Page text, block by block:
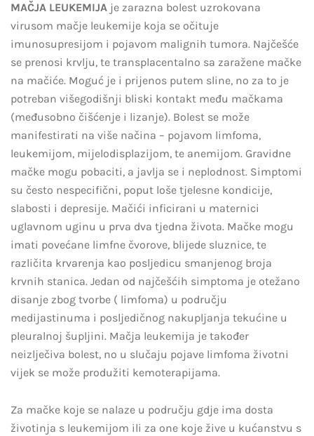
MAČJA LEUKEMIJA je zarazna bolest uzrokovana
virusom mačje leukemije koja se očituje
imunosupresijom i pojavom malignih tumora. Najčešće
se prenosi krvlju, te transplacentalno sa zaražene mačke
na mačiće. Moguć je i prijenos putem sline, no za to je
potreban višegodišnji bliski kontakt među mačkama
(međusobno čišćenje i lizanje). Bolest se može
manifestirati na više načina – pojavom limfoma,
leukemijom, mijelodisplazijom, te anemijom. Gravidne
mačke mogu pobaciti, a javlja se i neplodnost. Simptomi
su često nespecifični, poput loše tjelesne kondicije,
slabosti i depresije. Mačići inficirani u maternici
uglavnom uginu u prva dva tjedna života. Mačke mogu
imati povećane limfne čvorove, blijede sluznice, te
različita krvarenja kao posljedicu smanjenog broja
krvnih stanica. Jedan od najčešćih simptoma je otežano
disanje zbog tvorbe ( limfoma) u području
medijastinuma i posljedičnog nakupljanja tekućine u
pleuralnoj šupljini. Mačja leukemija je također
neizlječiva bolest, no u slučaju pojave limfoma životni
vijek se može produžiti kemoterapijama.
Za mačke koje se nalaze u području gdje ima dosta
životinja s leukemijom ili za one koje žive u kućanstvu s